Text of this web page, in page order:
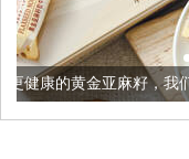
我们把它加到了牛轧糖里